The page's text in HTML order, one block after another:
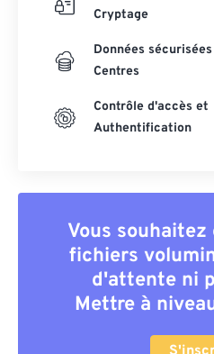
Cryptage
Données sécurisées
Centres
Contrôle d'accès et
Authentification
Vous
fichiers
d'attente ni
Mettre à